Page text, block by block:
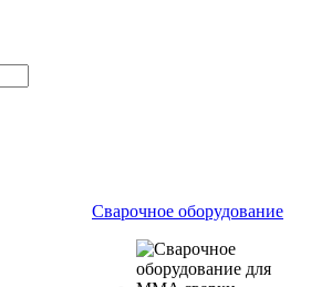
Сварочное оборудование